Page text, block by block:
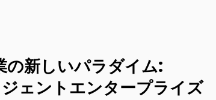
の新しいパラダイム:
ェントエンタープライズ